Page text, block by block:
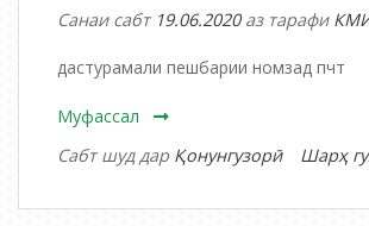
Санаи сабт 19.06.2020аз тарафи
дастурамали пешбарии номзад пчт
Муфассал
Сабт шуд дар Қонунгузорӣ Шарҳ